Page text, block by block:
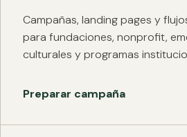
Campañas, landing pages y
para fundaciones, nonprofit,
culturales y programas
Preparar campaña